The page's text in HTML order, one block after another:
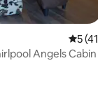
5
Angels Cabin